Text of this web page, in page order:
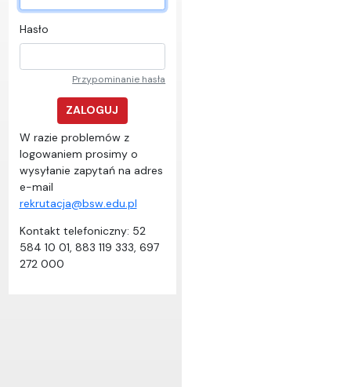
Hasło
Przypominanie hasła
ZALOGUJ
W razie problemów z
logowaniem prosimy o
wysyłanie zapytań na adres
e-mail
rekrutacja@bsw.edu.pl
Kontakt telefoniczny: 52
584 10 01, 883 119 333, 697
272 000